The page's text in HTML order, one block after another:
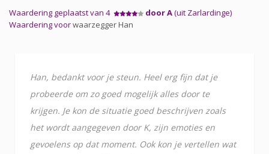
Waardering geplaatst van 4 door A(uit Zarlardinge)
Waardering voorwaarzegger Han
Han, bedankt voor je steun. Heel erg fijn dat je
probeerde om zo goed mogelijk alles door te
krijgen. Je kon de situatie goed beschrijven zoals
het wordt aangegeven door K, zijn emoties en
gevoelens op dat moment. Ook kon je vertellen wat